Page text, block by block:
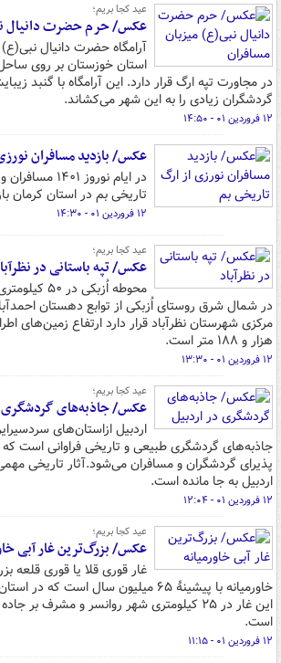
عید کجا بریم؛
عکس/ حرم حضرت دانیال
آرامگاه حضرت دانیال
استان خوزستان بر روی
در مجاورت تپه ارگ قرار دارد. این آرامگاه با گنبد
گردشگران زیادی را به این شهر می‌کشاند.
۱۲ فروردین ۰۱ - ۱۴:۵۰
عکس/ بازدید مسافران
در ایام نوروز
تاریخی بم در استان کرمان
۱۲ فروردین ۰۱ - ۱۴:۳۰
عید کجا بریم؛
عکس/ تپه باستانی در
محوطه
در شمال شرق روستای اُزبکی از توابع دهستان
مرکزی شهرستان نظرآباد قرار دارد ارتفاع زمین‌های
هزار و ۱۸۸ متر است.
۱۲ فروردین ۰۱ - ۱۳:۳۰
عید کجا بریم؛
عکس/ جاذبه‌های گردشگری
اردبیل ازاستان‌های
جاذبه‌های گردشگری طبیعی و تاریخی فراوانی است
پذیرای گردشگران و مسافران می‌شود.آثار تاریخی
اردبیل به جا مانده است.
۱۲ فروردین ۰۱ - ۱۲:۰۴
عید کجا بریم؛
عکس/ بزرگ‌ترین غار آبی
غار قوری قلا یا قوری قلعه
خاورمیانه با پیشینهٔ ۶۵ میلیون سال است که
این غار در ۲۵ کیلومتری شهر روانسر و مشرف بر
است.
۱۲ فروردین ۰۱ - ۱۱:۱۵